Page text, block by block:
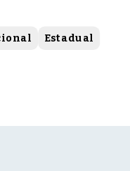
Estadual